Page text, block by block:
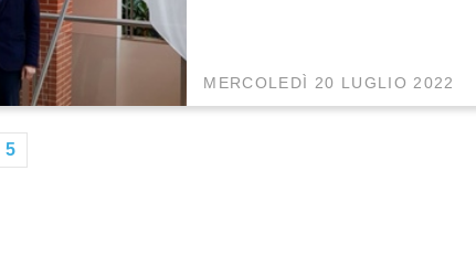
MERCOLEDÌ 20 LUGLIO 2022
5